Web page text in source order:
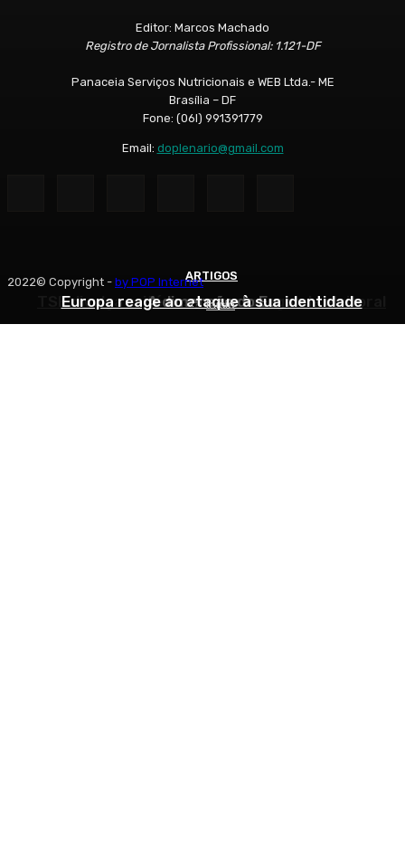
ARTIGOS
TSE divulga critérios para propaganda eleitoral
ARTIGOS
A dimensão do Eu
ARTIGOS
Europa reage ao ataque à sua identidade
Editor: Marcos Machado
Registro de Jornalista Profissional: 1.121-DF
Panaceia Serviços Nutricionais e WEB Ltda.- ME
Brasília – DF
Fone: (06l) 991391779
Email: doplenario@gmail.com
2022© Copyright - by POP Internet
Início